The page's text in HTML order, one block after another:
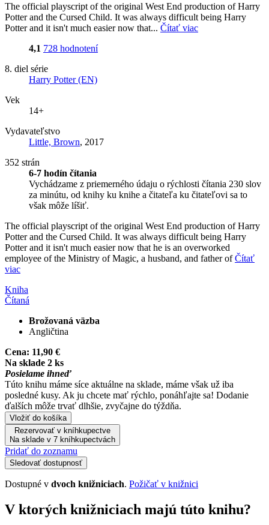
The official playscript of the original West End production of Harry
Potter and the Cursed Child. It was always difficult being Harry
Potter and it isn't much easier now that... Čítať viac
4,1 728 hodnotení
8. diel série
Harry Potter (EN)
Vek
14+
Vydavateľstvo
Little, Brown, 2017
352 strán
6-7 hodín čítania
Vychádzame z priemerného údaju o rýchlosti čítania 230 slov
za minútu, od knihy ku knihe a čitateľa ku čitateľovi sa to
však môže líšiť.
The official playscript of the original West End production of Harry
Potter and the Cursed Child. It was always difficult being Harry
Potter and it isn't much easier now that he is an overworked
employee of the Ministry of Magic, a husband, and father ofČítať
viac
Kniha
Čítaná
Brožovaná väzba
Angličtina
Cena: 11,90 €
Na sklade 2 ks
Posielame ihneď
Túto knihu máme síce aktuálne na sklade, máme však už iba
posledné kusy. Ak ju chcete mať rýchlo, ponáhľajte sa! Dodanie
ďalších môže trvať dlhšie, zvyčajne do týždňa.
Vložiť do košíka
Rezervovať v kníhkupectve
Na sklade v 7 kníhkupectvách
Pridať do zoznamu
Sledovať dostupnosť
Dostupné v dvoch knižniciach. Požičať v knižnici
V ktorých knižniciach majú túto knihu?